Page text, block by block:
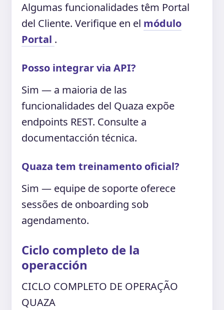
Algumas funcionalidades têm Portal
del Cliente. Verifique en el módulo
Portal .
Posso integrar via API?
Sim — a maioria de las
funcionalidades del Quaza expõe
endpoints REST. Consulte a
documentacción técnica.
Quaza tem treinamento oficial?
Sim — equipe de soporte oferece
sessões de onboarding sob
agendamento.
Ciclo completo de la
operacción
CICLO COMPLETO DE OPERAÇÃO
QUAZA